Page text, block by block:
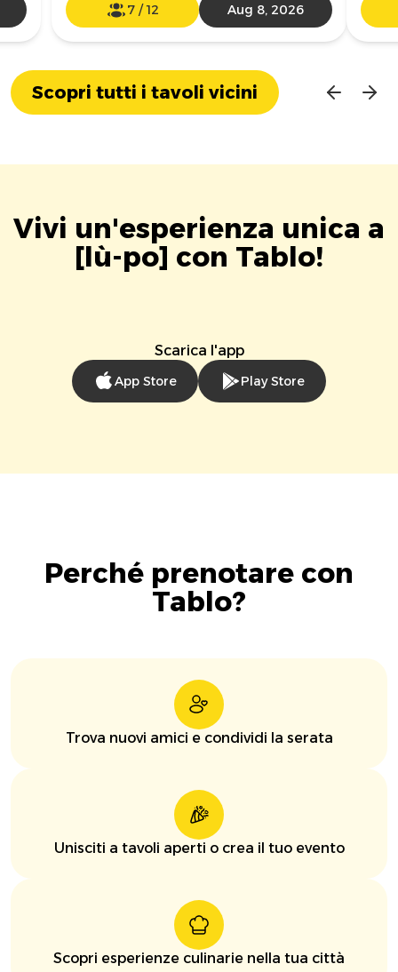
7 /12 Aug 8, 2026
Scopri tutti i tavoli vicini
Vivi un'esperienza unica a
[lù-po] con Tablo!
Scarica l'app
App Store Play Store
Perché prenotare con
Tablo?
Trova nuovi amici e condividi la serata
Unisciti a tavoli aperti o crea il tuo evento
Scopri esperienze culinarie nella tua città